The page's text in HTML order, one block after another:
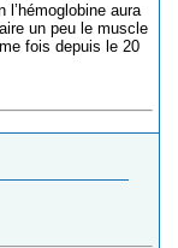
aura
un peu le muscle
fois depuis le 20